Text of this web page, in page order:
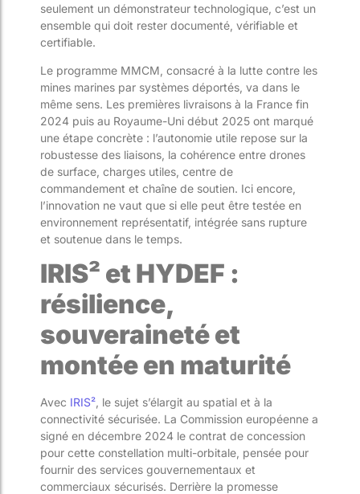
seulement un démonstrateur technologique, c’est un
ensemble qui doit rester documenté, vérifiable et
certifiable.
Le programme MMCM, consacré à la lutte contre les
mines marines par systèmes déportés, va dans le
même sens. Les premières livraisons à la France fin
2024 puis au Royaume-Uni début 2025 ont marqué
une étape concrète : l’autonomie utile repose sur la
robustesse des liaisons, la cohérence entre drones
de surface, charges utiles, centre de
commandement et chaîne de soutien. Ici encore,
l’innovation ne vaut que si elle peut être testée en
environnement représentatif, intégrée sans rupture
et soutenue dans le temps.
IRIS² et HYDEF :
résilience,
souveraineté et
montée en maturité
Avec IRIS², le sujet s’élargit au spatial et à la
connectivité sécurisée. La Commission européenne a
signé en décembre 2024 le contrat de concession
pour cette constellation multi-orbitale, pensée pour
fournir des services gouvernementaux et
commerciaux sécurisés. Derrière la promesse